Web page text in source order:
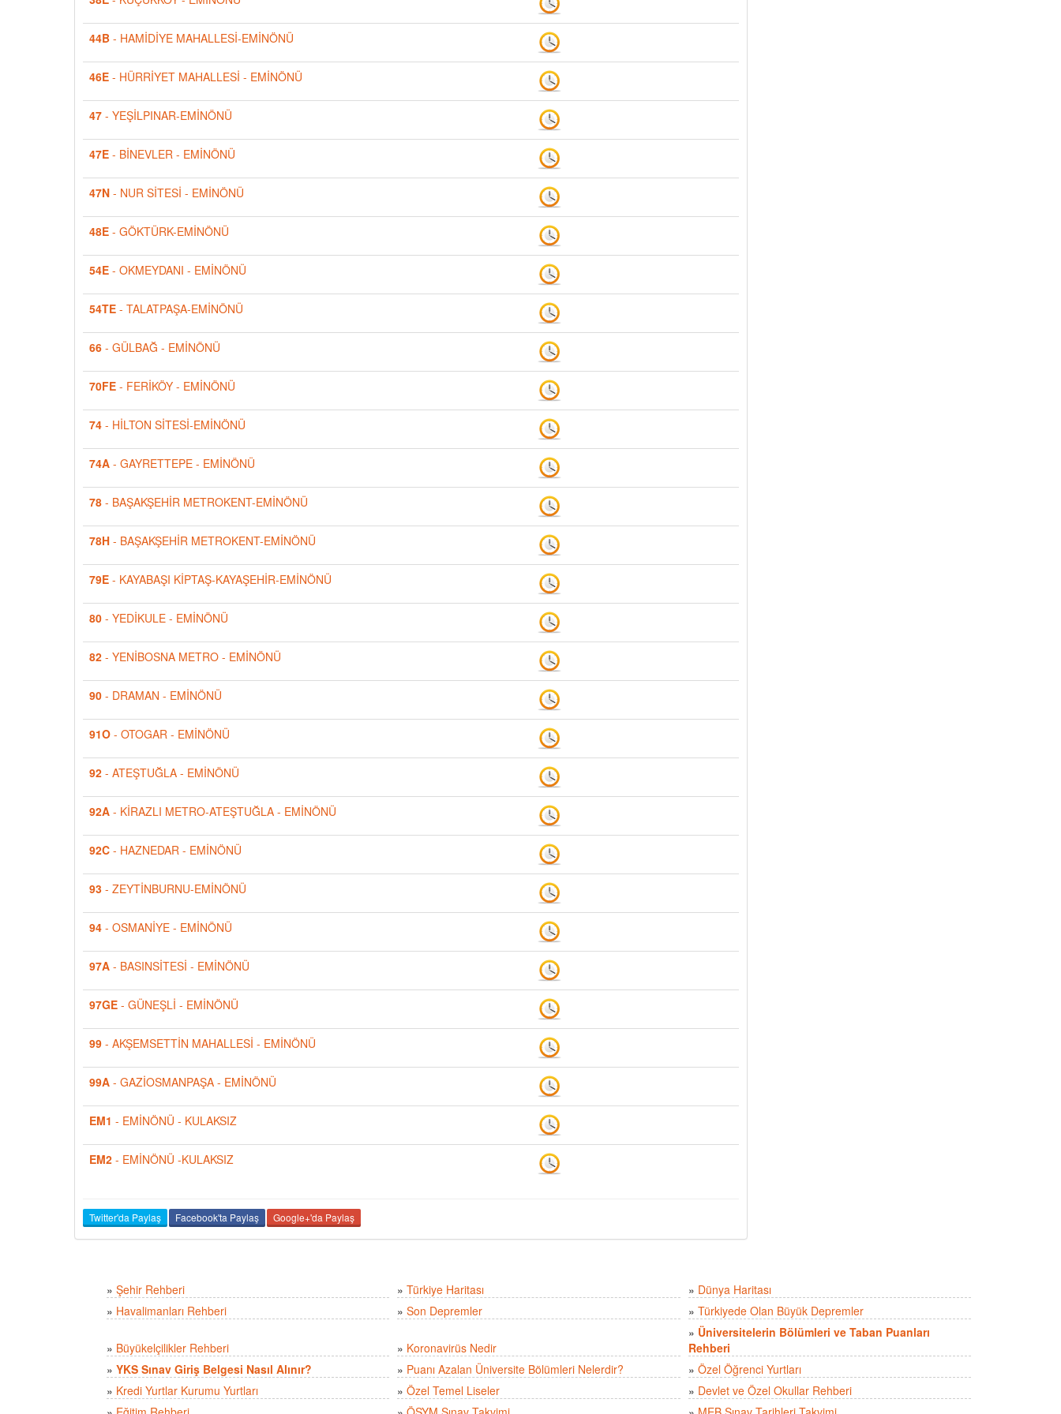
44B - HAMİDİYE MAHALLESİ-EMİNÖNÜ
46E - HÜRRİYET MAHALLESİ - EMİNÖNÜ
47 - YEŞİLPINAR-EMİNÖNÜ
47E - BİNEVLER - EMİNÖNÜ
47N - NUR SİTESİ - EMİNÖNÜ
48E - GÖKTÜRK-EMİNÖNÜ
54E - OKMEYDANI - EMİNÖNÜ
54TE - TALATPAŞA-EMİNÖNÜ
66 - GÜLBAĞ - EMİNÖNÜ
70FE - FERİKÖY - EMİNÖNÜ
74 - HİLTON SİTESİ-EMİNÖNÜ
74A - GAYRETTEPE - EMİNÖNÜ
78 - BAŞAKŞEHİR METROKENT-EMİNÖNÜ
78H - BAŞAKŞEHİR METROKENT-EMİNÖNÜ
79E - KAYABAŞI KİPTAŞ-KAYAŞEHİR-EMİNÖNÜ
80 - YEDİKULE - EMİNÖNÜ
82 - YENİBOSNA METRO - EMİNÖNÜ
90 - DRAMAN - EMİNÖNÜ
91O - OTOGAR - EMİNÖNÜ
92 - ATEŞTUĞLA - EMİNÖNÜ
92A - KİRAZLI METRO-ATEŞTUĞLA - EMİNÖNÜ
92C - HAZNEDAR - EMİNÖNÜ
93 - ZEYTİNBURNU-EMİNÖNÜ
94 - OSMANİYE - EMİNÖNÜ
97A - BASINSİTESİ - EMİNÖNÜ
97GE - GÜNEŞLİ - EMİNÖNÜ
99 - AKŞEMSETTİN MAHALLESİ - EMİNÖNÜ
99A - GAZİOSMANPAŞA - EMİNÖNÜ
EM1 - EMİNÖNÜ - KULAKSIZ
EM2 - EMİNÖNÜ -KULAKSIZ
Twitter'da Paylaş Facebook'ta Paylaş Google+'da Paylaş
» Şehir Rehberi » Türkiye Haritası » Dünya Haritası
» Havalimanları Rehberi » Son Depremler » Türkiyede Olan Büyük Depremler
» Büyükelçilikler Rehberi » Koronavirüs Nedir
» Üniversitelerin Bölümleri ve Taban Puanları
Rehberi
» YKS Sınav Giriş Belgesi Nasıl Alınır? » Puanı Azalan Üniversite Bölümleri Nelerdir? » Özel Öğrenci Yurtları
» Kredi Yurtlar Kurumu Yurtları » Özel Temel Liseler » Devlet ve Özel Okullar Rehberi